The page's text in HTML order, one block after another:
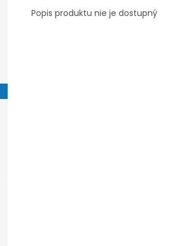
Popis produktu nie je dostupný